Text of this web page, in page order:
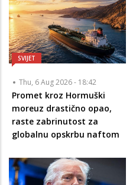
SVIJET
Thu, 6 Aug 2026 - 18:42
Promet kroz Hormuški
moreuz drastično opao,
raste zabrinutost za
globalnu opskrbu naftom